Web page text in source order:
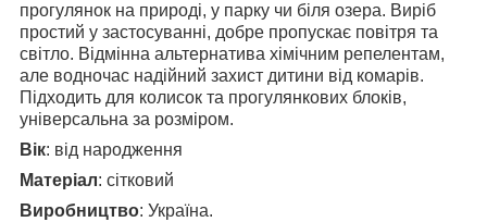
прогулянок на природі, у парку чи біля озера. Виріб
простий у застосуванні, добре пропускає повітря та
світло. Відмінна альтернатива хімічним репелентам,
але водночас надійний захист дитини від комарів.
Підходить для колисок та прогулянкових блоків,
універсальна за розміром.
Вік: від народження
Матеріал: сітковий
Виробництво: Україна.